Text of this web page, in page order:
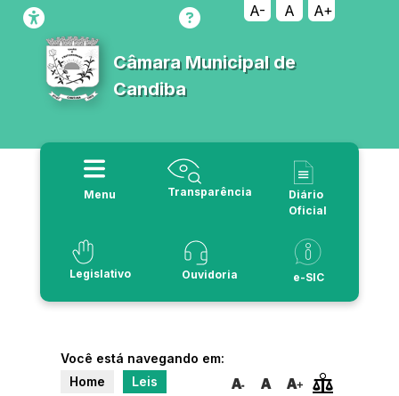
A- A A+
Câmara Municipal de
Candiba
Menu Transparência
Diário
Oficial
Legislativo Ouvidoria e-SIC
Você está navegando em:
Home
Leis